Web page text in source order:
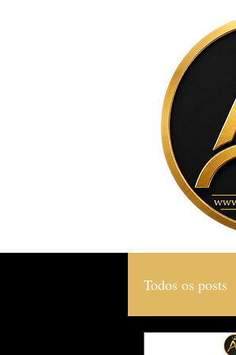
Todos os posts